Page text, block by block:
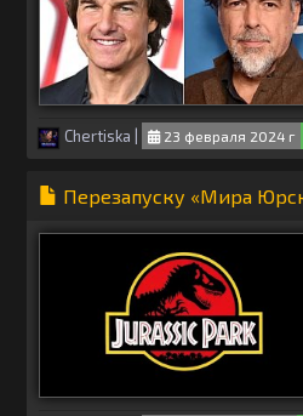
Chertiska 23 февраля 2024 г
Перезапуску «Мира